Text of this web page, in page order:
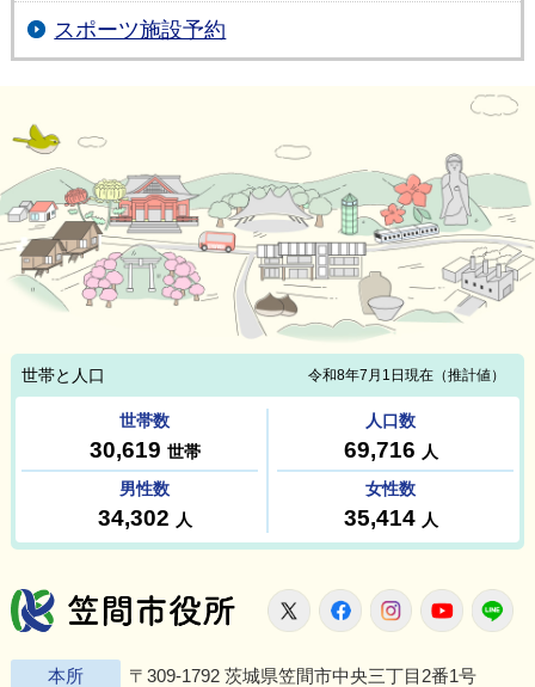
スポーツ施設予約
笠間市役所
X FacebookInstagram
本所 〒309-1792 茨城県笠間市中央三丁目2番1号